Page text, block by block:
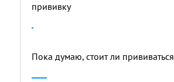
прививку
Пока думаю, стоит ли прививаться